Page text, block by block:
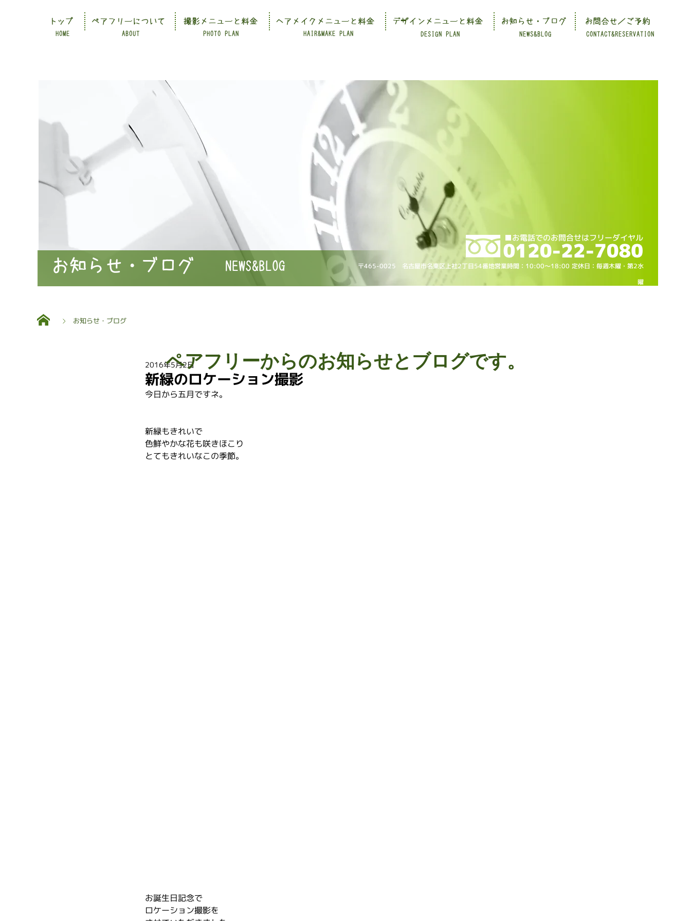
CONTACT&RESERVATION
HOME ABOUT PHOTO PLAN HAIR&MAKE PLAN DESIGN PLAN NEWS&BLOG
トップ ペアフリーについて 撮影メニューと料金 ヘアメイクメニューと料金 デザインメニューと料金 お知らせ・ブログ お問合せ／ご予約
〒465-0025 名古屋市名東区上社2丁目54番地営業時間：10:00～18:00 定休日：毎週木曜・第2水
曜
NEWS&BLOG
お知らせ・ブログ
お知らせ・ブログ
新緑のロケーション撮影
2016年5月2日
今日から五月ですネ。
新緑もきれいで
色鮮やかな花も咲きほこり
とてもきれいなこの季節。
お誕生日記念で
ロケーション撮影を
ペアフリーからのお知らせとブログです。